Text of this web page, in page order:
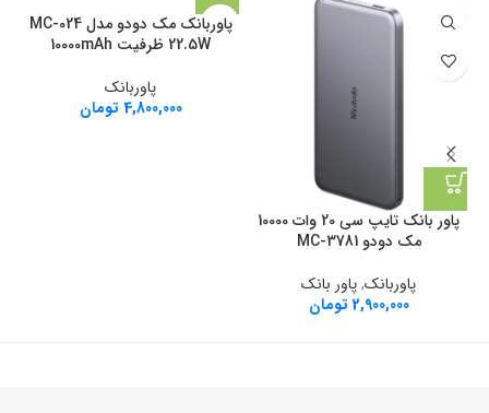
پاور بانک تایپ سی 20 وات 10000
مک دودو MC-3781
پاوربانک,پاور بانک
2,900,000 تومان
پاوربانک مک دودو مدل MC-024
22.5W ظرفیت 10000mAh
پاوربانک
4,800,000 تومان